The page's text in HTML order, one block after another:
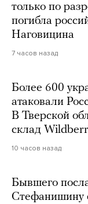
только по
погибла
Наговицина
7 часов назад
Более 600
атаковали
В Тверской
склад
10 часов назад
Бывшего
Стефанишину